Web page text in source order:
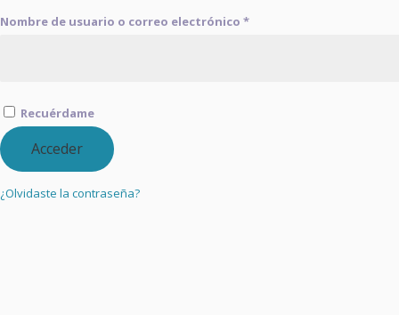
Nombre de usuario o correo electrónico *
Recuérdame
Acceder
¿Olvidaste la contraseña?